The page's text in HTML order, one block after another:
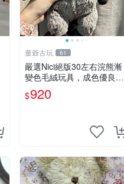
董爺古玩 61
嚴選Nici絕版30左右浣熊漸
變色毛絨玩具，成色優良伴
隨原廠牌標 浣熊 玩具 毛絨
$920